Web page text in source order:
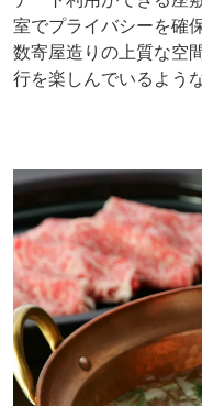
室でプライバシーを確
数寄屋造りの上質な空
行を楽しんでいるよう